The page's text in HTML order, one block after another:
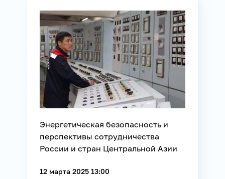
Наука Регионы России
Технологии Энергетика
Энергетическая безопасность и
перспективы сотрудничества
России и стран Центральной Азии
12 марта 2025 13:00